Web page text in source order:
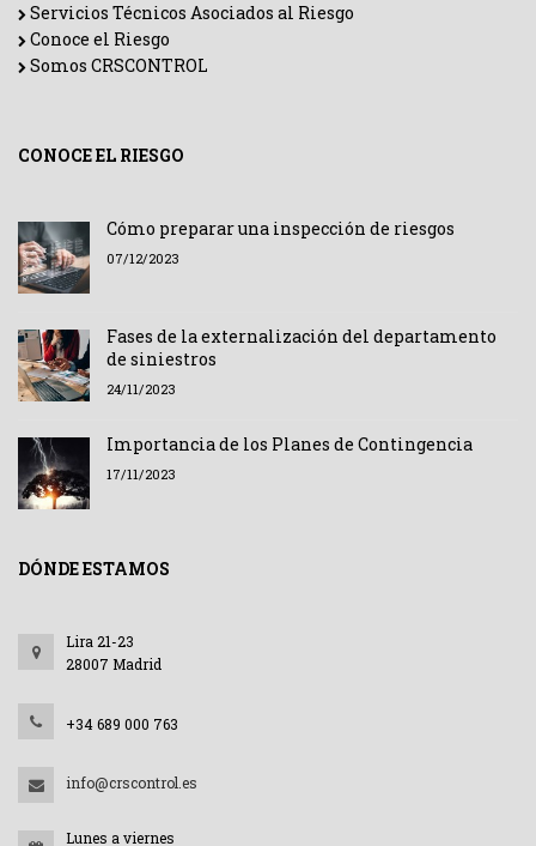
Servicios Técnicos Asociados al Riesgo
Conoce el Riesgo
Somos CRSCONTROL
CONOCE EL RIESGO
Cómo preparar una inspección de riesgos
07/12/2023
Fases de la externalización del departamento
de siniestros
24/11/2023
Importancia de los Planes de Contingencia
17/11/2023
DÓNDE ESTAMOS
Lira 21-23
28007 Madrid
+34 689 000 763
info@crscontrol.es
Lunes a viernes